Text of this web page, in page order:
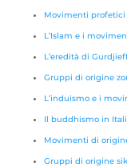
Movimenti
L’Islam e i
L’eredità di
Gruppi di origine
L’induismo e i
Il buddhismo in
Movimenti di
Gruppi di origine